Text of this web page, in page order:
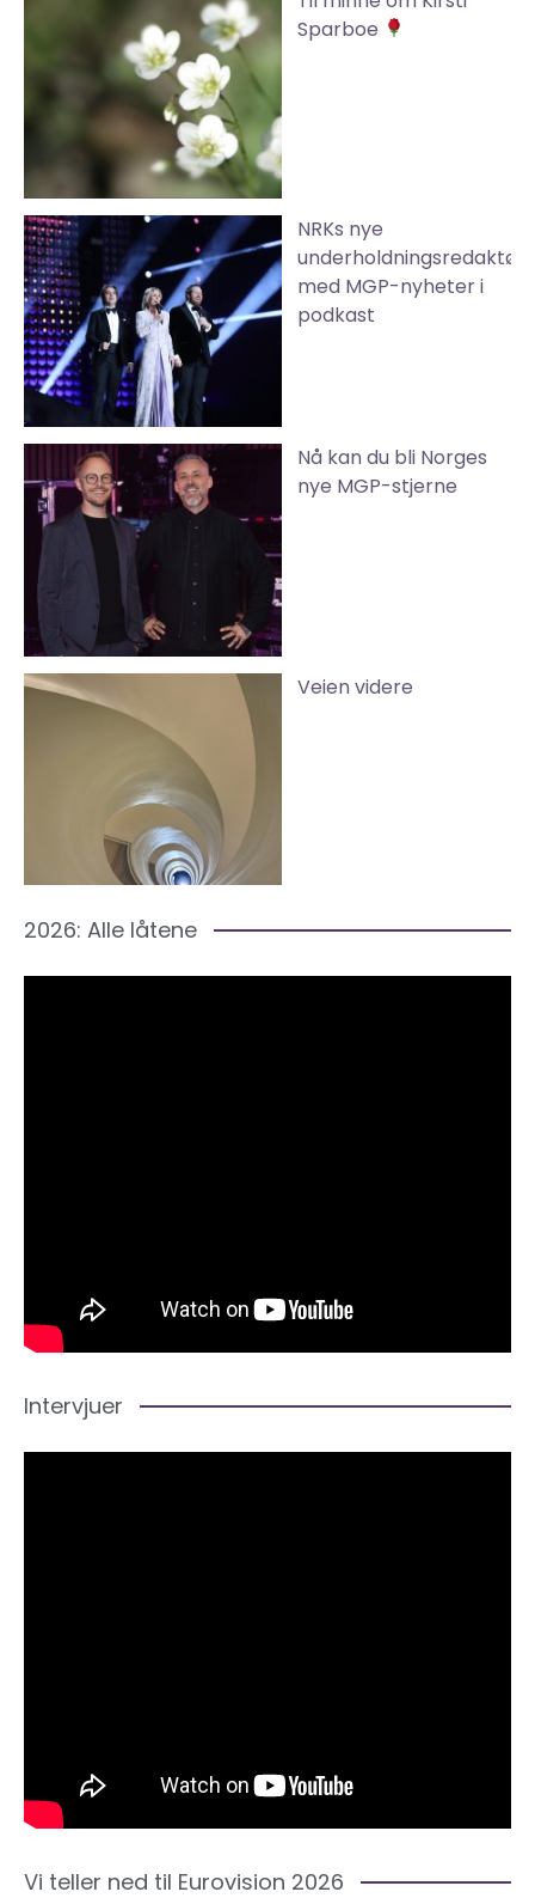
Sparboe
NRKs nye
underholdningsredaktør
med MGP-nyheter i
podkast
Nå kan du bli Norges
nye MGP-stjerne
Veien videre
2026: Alle låtene
Intervjuer
Vi teller ned til Eurovision 2026